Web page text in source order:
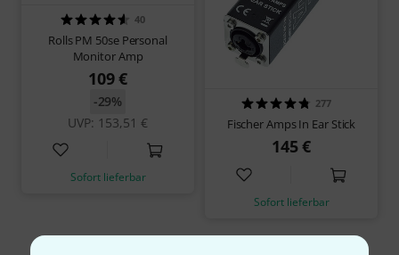
40
Rolls PM 50se Personal
Monitor Amp
109 €
UVP: 153,51 €
-29%
Sofort lieferbar
277
Fischer Amps In Ear Stick
145 €
Sofort lieferbar